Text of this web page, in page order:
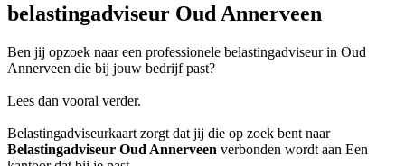
belastingadviseur Oud Annerveen
Ben jij opzoek naar een professionele belastingadviseur in Oud
Annerveen die bij jouw bedrijf past?
Lees dan vooral verder.
Belastingadviseurkaart zorgt dat jij die op zoek bent naar
Belastingadviseur Oud Annerveen verbonden wordt aan Een